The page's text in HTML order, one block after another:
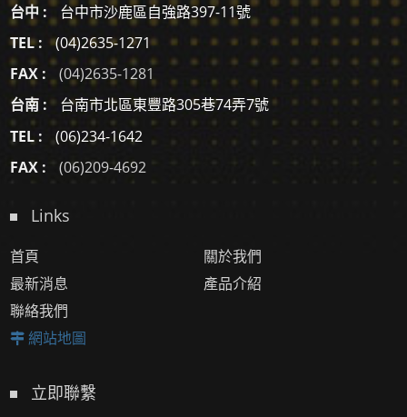
台中 : 台中市沙鹿區自強路397-11號
TEL :
(04)2635-1271
FAX :
(04)2635-1281
台南 :
台南市北區東豐路305巷74弄7號
TEL :
(06)234-1642
FAX :
(06)209-4692
Links
首頁
關於我們
最新消息
產品介紹
聯絡我們
網站地圖
立即聯繫